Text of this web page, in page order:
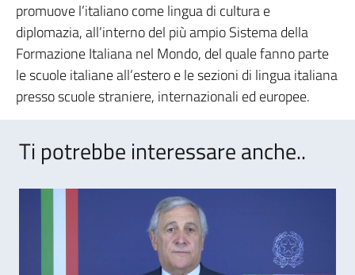
promuove l’italiano come lingua di cultura e
diplomazia, all’interno del più ampio Sistema della
Formazione Italiana nel Mondo, del quale fanno parte
le scuole italiane all’estero e le sezioni di lingua italiana
presso scuole straniere, internazionali ed europee.
Ti potrebbe interessare anche..